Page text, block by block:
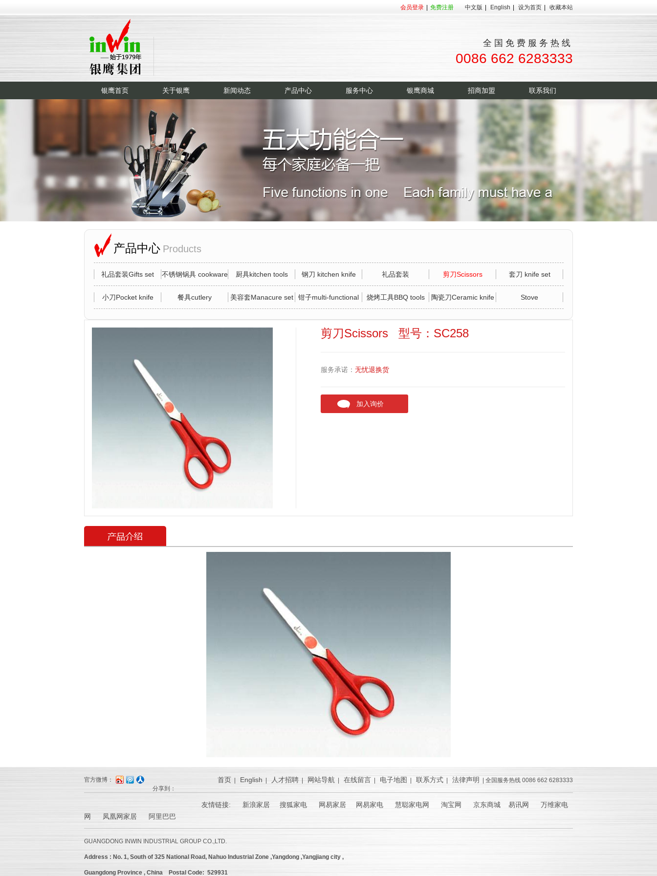
会员登录 免费注册 中文版 English 设为首页 收藏本站
全国免费服务热线
0086 662 6283333
银鹰首页 关于银鹰 新闻动态 产品中心 服务中心 银鹰商城 招商加盟 联系我们
产品中心 Products
礼品套装Gifts set 不锈钢锅具 cookware 厨具kitchen tools 钢刀 kitchen knife 礼品套装 剪刀Scissors 套刀 knife set
小刀Pocket knife 餐具cutlery 美容套Manacure set 钳子multi-functional
tool
烧烤工具BBQ tools 陶瓷刀Ceramic knife Stove
剪刀Scissors 型号：SC258
服务承诺： 无忧退换货
加入询价
官方微博：
分享到：
首页 English 人才招聘 | 网站导航 在线留言 电子地图 联系方式 法律声明 | 全国服务热线 0086 662 6283333
友情链接: 新浪家居 搜狐家电 网易家居 网易家电 慧聪家电网 淘宝网 京东商城 易讯网 万维家电
网 凤凰网家居 阿里巴巴
GUANGDONG INWIN INDUSTRIAL GROUP CO.,LTD.
Address : No. 1, South of 325 National Road, Nahuo Industrial Zone ,Yangdong ,Yangjiang city ,
Guangdong Province , China Postal Code: 529931